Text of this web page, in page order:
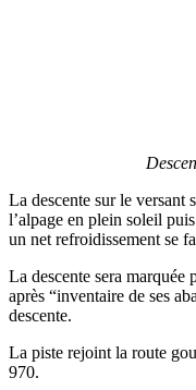
La descente sur le versant
l’alpage en plein soleil
un net refroidissement se
La descente sera
après “inventaire de ses
descente.
La piste rejoint la route
970.